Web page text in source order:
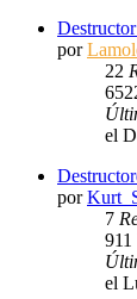
por
22
el
por
7
911
el